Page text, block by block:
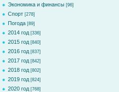
Экономика и финансы [96]
Спорт [278]
Погода [89]
2014 год [336]
2015 год [840]
2016 год [837]
2017 год [842]
2018 год [802]
2019 год [824]
2020 год [768]